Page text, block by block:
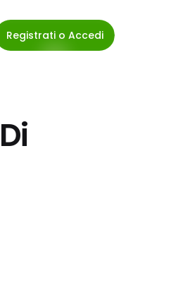
Registrati o Accedi